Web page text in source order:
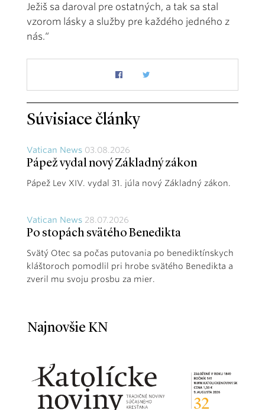
Ježiš sa daroval pre ostatných, a tak sa stal
vzorom lásky a služby pre každého jedného z
nás.“
Súvisiace články
Vatican News 03.08.2026
Pápež vydal nový Základný zákon
Pápež Lev XIV. vydal 31. júla nový Základný zákon.
Vatican News 28.07.2026
Po stopách svätého Benedikta
Svätý Otec sa počas putovania po benediktínskych
kláštoroch pomodlil pri hrobe svätého Benedikta a
zveril mu svoju prosbu za mier.
Najnovšie KN